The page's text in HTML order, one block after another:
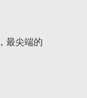
最尖端的